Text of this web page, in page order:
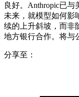
良好。Anthropic已
未来，就模型如何影
续的上升斜坡，而非
地方银行合作。将与
分享至：